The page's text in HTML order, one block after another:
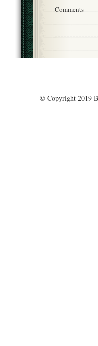
Comments
© Copyright 2019